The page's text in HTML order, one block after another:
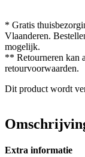
* Gratis
Vlaanderen.
mogelijk.
** Retourneren kan
retourvoorwaarden.
Dit product wordt
Extra informatie